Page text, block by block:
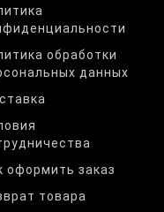
обработки
данных
оформить заказ
товара